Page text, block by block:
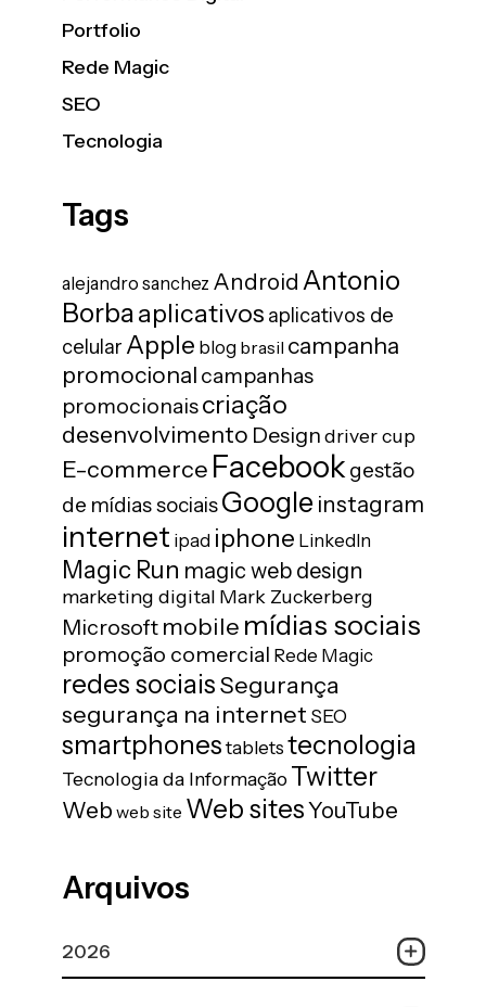
Portfolio
Rede Magic
SEO
Tecnologia
Tags
alejandro sanchez Android Antonio
Borba aplicativos aplicativos de
celular Apple blog brasil campanha
promocional campanhas
promocionaiscriação
desenvolvimento Designdriver cup
E-commerce Facebook gestão
de mídias sociaisGoogle instagram
internet ipad iphone LinkedIn
Magic Run magic web design
marketing digital Mark Zuckerberg
Microsoft mobile mídias sociais
promoção comercial Rede Magic
redes sociaisSegurança
segurança na internet SEO
smartphones tablets tecnologia
Tecnologia da Informação Twitter
Web web site Web sitesYouTube
Arquivos
2026